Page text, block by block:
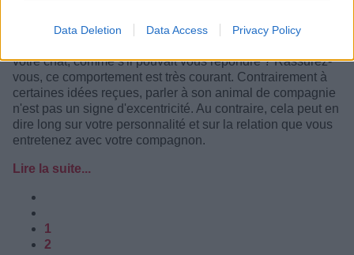
Data Deletion Data Access Privacy Policy
votre chat, comme s'il pouvait vous répondre ? Rassurez-
vous, ce comportement est très courant. Contrairement à
certaines idées reçues, parler à son animal de compagnie
n'est pas un signe d'excentricité. Au contraire, cela peut en
dire long sur votre personnalité et sur la relation que vous
entretenez avec votre compagnon.
Lire la suite...
1
2